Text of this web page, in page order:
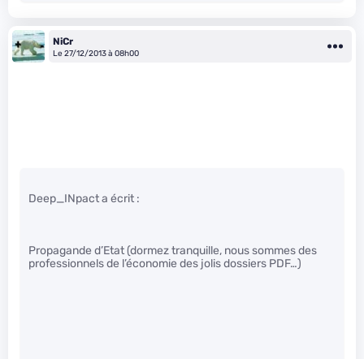
NiCr
Le 27/12/2013 à 08h00
Deep_INpact a écrit :
Propagande d’Etat (dormez tranquille, nous sommes des
professionnels de l’économie des jolis dossiers PDF…)